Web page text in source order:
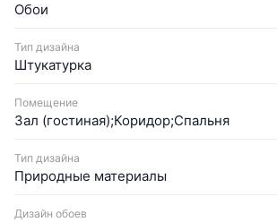
Обои
Тип дизайна
Штукатурка
Помещение
Зал (гостиная);Коридор;Спальня
Тип дизайна
Природные материалы
Дизайн обоев